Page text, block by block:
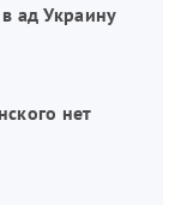
ад Украину
нет